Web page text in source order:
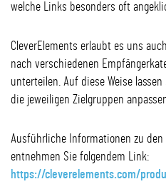
welche Links besonders oft
CleverElements erlaubt es uns
nach verschiedenen
unterteilen. Auf diese Weise
die jeweiligen Zielgruppen
Ausführliche Informationen zu den
entnehmen Sie folgendem Link:
https://cleverelements.com/